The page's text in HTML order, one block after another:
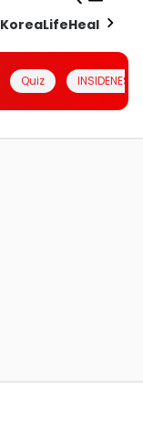
KoreaLifeHealth
Quiz INSIDENESIA